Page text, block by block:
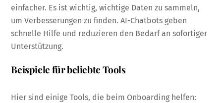
einfacher. Es ist wichtig, wichtige Daten zu sammeln,
um Verbesserungen zu finden. AI-Chatbots geben
schnelle Hilfe und reduzieren den Bedarf an sofortiger
Unterstützung.
Beispiele für beliebte Tools
Hier sind einige Tools, die beim Onboarding helfen: